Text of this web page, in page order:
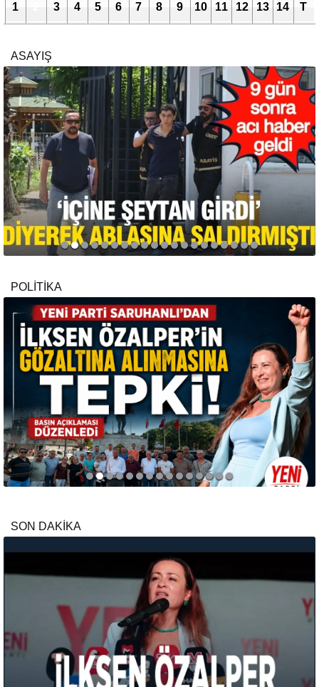
1 3 4 5 6 7 8 9 10 11 12 13 14 T
ASAYIŞ
POLİTİKA
SON DAKİKA